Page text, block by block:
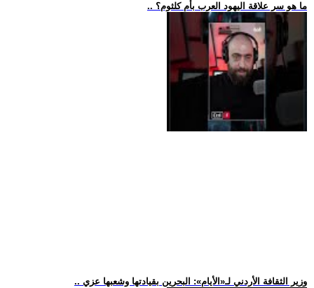
.. ما هو سر علاقة اليهود العرب بأم كلثوم؟
.. وزير الثقافة الأردني لـ«الأيام»: البحرين بقيادتها وشعبها عزي